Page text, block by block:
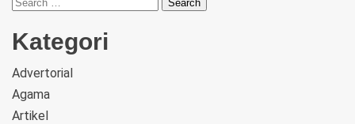
Telegram
Kategori
Advertorial
Agama
Artikel